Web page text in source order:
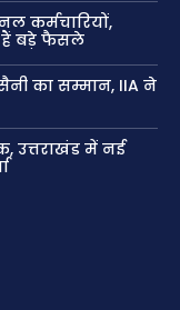
कर्मचारियों,
हैं बड़े फैसले
का सम्मान, IIA ने
उत्तराखंड में नई